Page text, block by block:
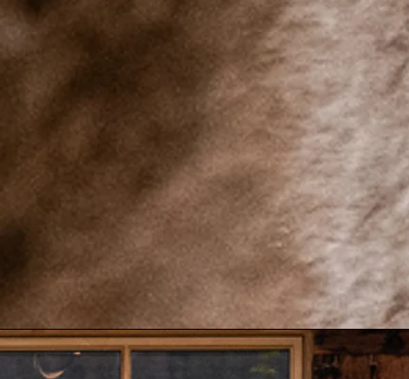
Mehr Infos zum Schaubauerhof Reierhof